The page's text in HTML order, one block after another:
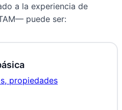
a la experiencia de
puede ser:
propiedades